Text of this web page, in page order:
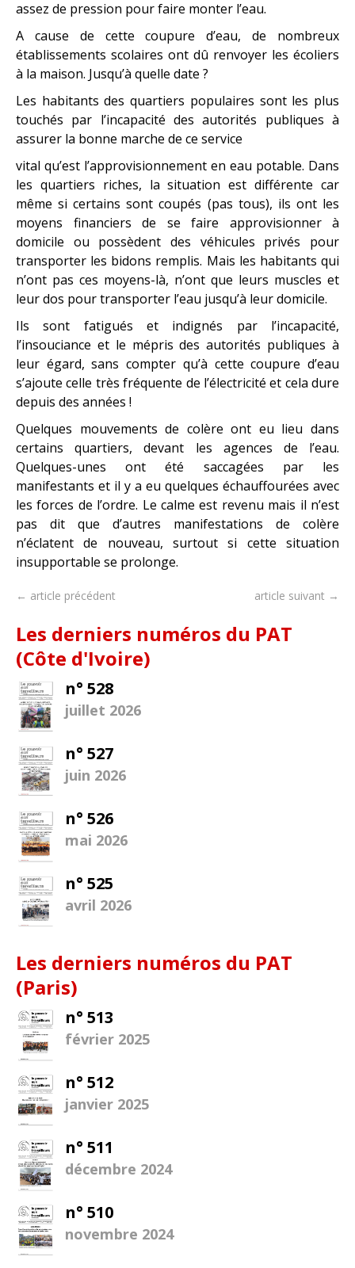
assez de pression pour faire monter l’eau.
A cause de cette coupure d’eau, de nombreux
établissements scolaires ont dû renvoyer les écoliers
à la maison. Jusqu’à quelle date ?
Les habitants des quartiers populaires sont les plus
touchés par l’incapacité des autorités publiques à
assurer la bonne marche de ce service
vital qu’est l’approvisionnement en eau potable. Dans
les quartiers riches, la situation est différente car
même si certains sont coupés (pas tous), ils ont les
moyens financiers de se faire approvisionner à
domicile ou possèdent des véhicules privés pour
transporter les bidons remplis. Mais les habitants qui
n’ont pas ces moyens-là, n’ont que leurs muscles et
leur dos pour transporter l’eau jusqu’à leur domicile.
Ils sont fatigués et indignés par l’incapacité,
l’insouciance et le mépris des autorités publiques à
leur égard, sans compter qu’à cette coupure d’eau
s’ajoute celle très fréquente de l’électricité et cela dure
depuis des années !
Quelques mouvements de colère ont eu lieu dans
certains quartiers, devant les agences de l’eau.
Quelques-unes ont été saccagées par les
manifestants et il y a eu quelques échauffourées avec
les forces de l’ordre. Le calme est revenu mais il n’est
pas dit que d’autres manifestations de colère
n’éclatent de nouveau, surtout si cette situation
insupportable se prolonge.
← article précédent article suivant →
Les derniers numéros du PAT
(Côte d'Ivoire)
n° 528
juillet 2026
n° 527
juin 2026
n° 526
mai 2026
n° 525
avril 2026
Les derniers numéros du PAT
(Paris)
n° 513
février 2025
n° 512
janvier 2025
n° 511
décembre 2024
n° 510
novembre 2024